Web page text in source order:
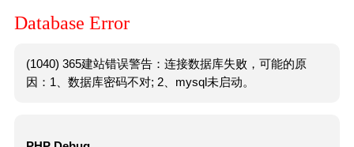
Database Error
(1040) 365建站错误警告：连接数据库失败，可能的原
因：1、数据库密码不对; 2、mysql未启动。